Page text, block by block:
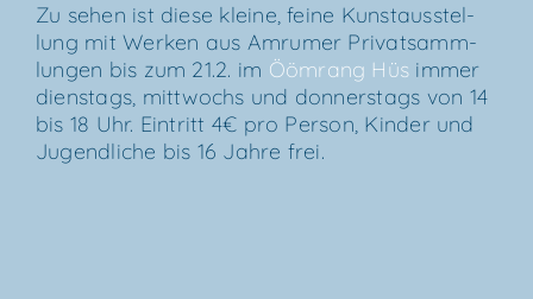
Zu sehen ist die­se klei­ne, fei­ne Kunst­aus­stel­
lung mit Wer­ken aus Amru­mer Pri­vat­samm­
lun­gen bis zum 21.2. im Ööm­rang Hüs immer
diens­tags, mitt­wochs und don­ners­tags von 14
bis 18 Uhr. Ein­tritt 4€ pro Per­son, Kin­der und
Jugend­li­che bis 16 Jah­re frei.